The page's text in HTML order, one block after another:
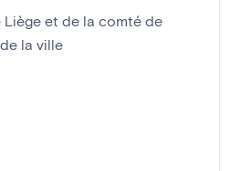
Liège et de la comté de
la ville